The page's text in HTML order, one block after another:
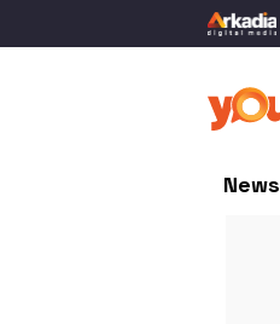
News